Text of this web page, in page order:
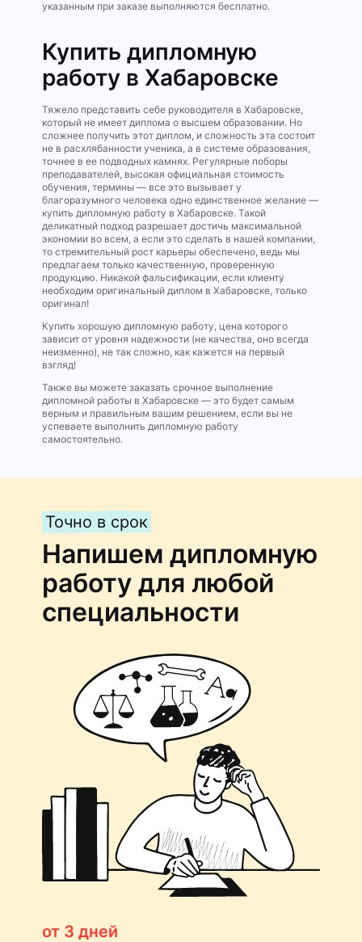
указанным при заказе выполняются бесплатно.
Купить дипломную
работу в Хабаровске
Тяжело представить себе руководителя в Хабаровске,
который не имеет диплома о высшем образовании. Но
сложнее получить этот диплом, и сложность эта состоит
не в расхлябанности ученика, а в системе образования,
точнее в ее подводных камнях. Регулярные поборы
преподавателей, высокая официальная стоимость
обучения, термины — все это вызывает у
благоразумного человека одно единственное желание —
купить дипломную работу в Хабаровске. Такой
деликатный подход разрешает достичь максимальной
экономии во всем, а если это сделать в нашей компании,
то стремительный рост карьеры обеспечено, ведь мы
предлагаем только качественную, проверенную
продукцию. Никакой фальсификации, если клиенту
необходим оригинальный диплом в Хабаровске, только
оригинал!
Купить хорошую дипломную работу, цена которого
зависит от уровня надежности (не качества, оно всегда
неизменно), не так сложно, как кажется на первый
взгляд!
Также вы можете заказать срочное выполнение
дипломной работы в Хабаровске — это будет самым
верным и правильным вашим решением, если вы не
успеваете выполнить дипломную работу
самостоятельно.
Точно в срок
Напишем дипломную
работу для любой
специальности
от 3 дней